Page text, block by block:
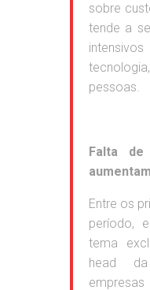
sobre
tende a
pessoas.
Falta
Entre os
período,
tema
head
empresas